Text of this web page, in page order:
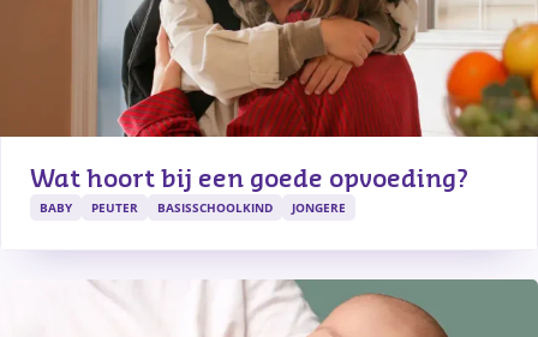
Wat hoort bij een goede opvoeding?
BABY PEUTER BASISSCHOOLKIND JONGERE